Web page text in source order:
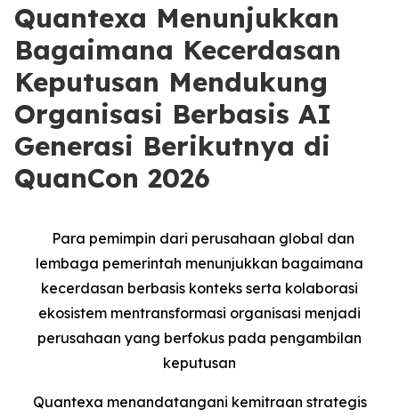
Quantexa Menunjukkan
Bagaimana Kecerdasan
Keputusan Mendukung
Organisasi Berbasis AI
Generasi Berikutnya di
QuanCon 2026
Para pemimpin dari perusahaan global dan
lembaga pemerintah menunjukkan bagaimana
kecerdasan berbasis konteks serta kolaborasi
ekosistem mentransformasi organisasi menjadi
perusahaan yang berfokus pada pengambilan
keputusan
Quantexa menandatangani kemitraan strategis